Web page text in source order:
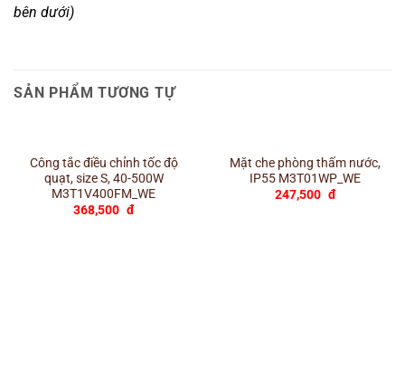
bên dưới)
SẢN PHẨM TƯƠNG TỰ
Công tắc điều chỉnh tốc độ
quạt, size S, 40-500W
M3T1V400FM_WE
368,500 đ
Mặt che phòng thấm nước,
IP55 M3T01WP_WE
247,500 đ